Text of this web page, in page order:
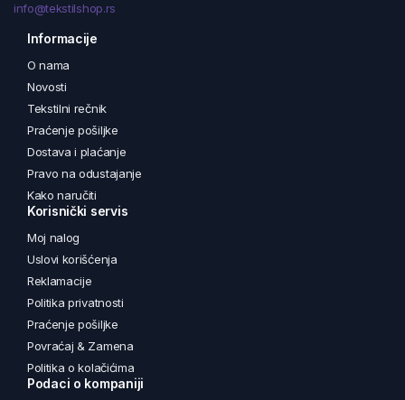
info@tekstilshop.rs
Informacije
O nama
Novosti
Tekstilni rečnik
Praćenje pošiljke
Dostava i plaćanje
Pravo na odustajanje
Kako naručiti
Korisnički servis
Moj nalog
Uslovi korišćenja
Reklamacije
Politika privatnosti
Praćenje pošiljke
Povraćaj & Zamena
Politika o kolačićima
Podaci o kompaniji